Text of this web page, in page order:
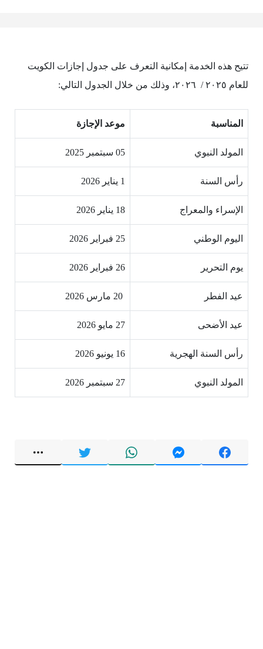
تتيح هذه الخدمة إمكانية التعرف على جدول إجازات الكويت
للعام ٢٠٢٥ / ٢٠٢٦، وذلك من خلال الجدول التالي:
المناسبة موعد الإجازة
المولد النبوي 05 سبتمبر 2025
رأس السنة 1 يناير 2026
الإسراء والمعراج 18 يناير 2026
اليوم الوطني 25 فبراير 2026
يوم التحرير 26 فبراير 2026
عيد الفطر
عيد الأضحى 27 مايو 2026
رأس السنة الهجرية 16 يونيو 2026
المولد النبوي 27 سبتمبر 2026